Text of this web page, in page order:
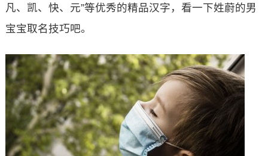
凡、凯、快、元”等优秀的精品汉字，看一下姓蔚的男
宝宝取名技巧吧。